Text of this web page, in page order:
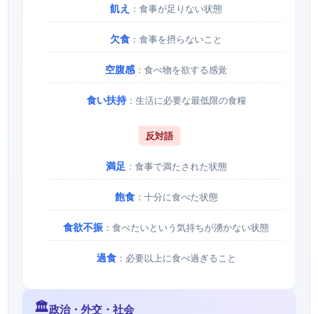
飢え ：食事が足りない状態
欠食 ：食事を摂らないこと
空腹感 ：食べ物を欲する感覚
食い扶持：生活に必要な最低限の食糧
反対語
満足：食事で満たされた状態
飽食：十分に食べた状態
食欲不振 ：食べたいという気持ちが湧かない状態
過食：必要以上に食べ過ぎること
🏛️政治・外交・社会